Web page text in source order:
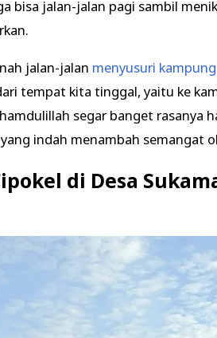
bisa jalan-jalan pagi sambil
jalan-jalan menyusuri
tempat kita tinggal, yaitu ke
segar banget rasanya
indah menambah semangat
di Desa